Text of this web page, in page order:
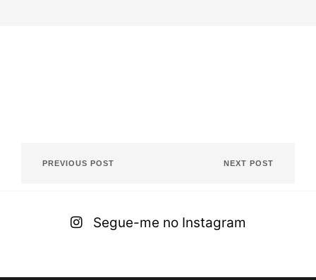
PREVIOUS POST NEXT POST
Segue-me no Instagram